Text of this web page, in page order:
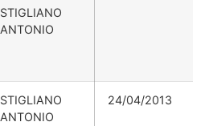
STIGLIANO
ANTONIO
STIGLIANO
ANTONIO
24/04/2013